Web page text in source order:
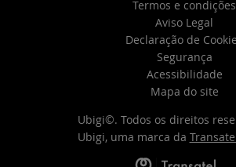
Termos e condições
Aviso Legal
Declaração de
Segurança
Acessibilidade
Mapa do site
Ubigi©. Todos os direitos
Ubigi, uma marca da